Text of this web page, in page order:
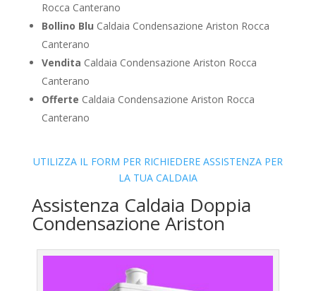
Rocca Canterano
Bollino Blu Caldaia Condensazione Ariston Rocca
Canterano
Vendita Caldaia Condensazione Ariston Rocca
Canterano
Offerte Caldaia Condensazione Ariston Rocca
Canterano
UTILIZZA IL FORM PER RICHIEDERE ASSISTENZA PER
LA TUA CALDAIA
Assistenza Caldaia Doppia
Condensazione Ariston